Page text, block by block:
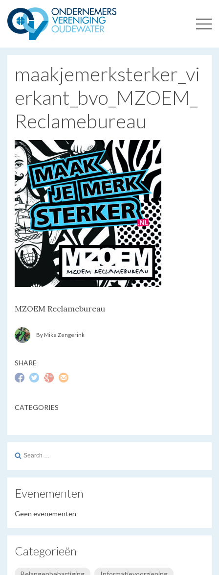
ONDERNEMERSVERENIGING OUDEWATER
maakjemerksterker_vi
erkant_bvo_MZOEM_
Reclamebureau
MZOEM Reclamebureau
By Mike Zengerink
SHARE
CATEGORIES
Search
Evenementen
Geen evenementen
Categorieën